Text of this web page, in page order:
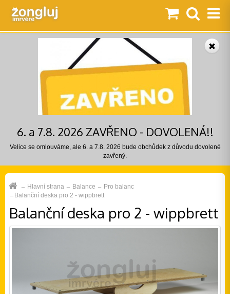
6. a 7.8. 2026 ZAVŘENO - DOVOLENÁ!!
Velice se omlouváme, ale 6. a 7.8. 2026 bude obchůdek z důvodu dovolené
zavřený.
Hlavní strana Balance
Pro balanc
Balanční deska pro 2 - wippbrett
Balanční deska pro 2 - wippbrett